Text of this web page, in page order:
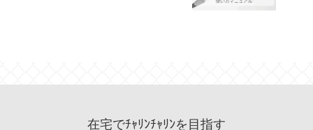
在宅でﾁｬﾘﾝﾁｬﾘﾝを目指す